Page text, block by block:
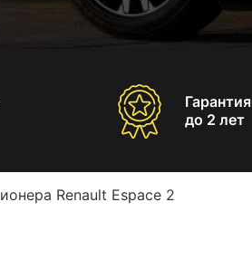
Гарантия
до 2 лет
Renault Espace 2